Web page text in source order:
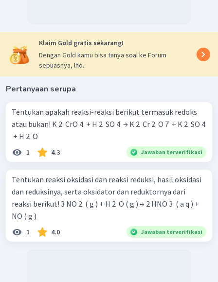
Klaim Gold gratis sekarang!
Dengan Gold kamu bisa tanya soal ke Forum
sepuasnya, lho.
Pertanyaan serupa
Tentukan apakah reaksi-reaksi berikut termasuk redoks
atau bukan! K 2 ​ CrO 4 ​ + H 2 ​ SO 4 ​ → K 2 ​ Cr 2 ​ O 7 ​ + K 2 ​ SO 4
​ + H 2 ​ O
1 4.3 Jawaban terverifikasi
Tentukan reaksi oksidasi dan reaksi reduksi, hasil oksidasi
dan reduksinya, serta oksidator dan reduktornya dari
reaksi berikut! 3 NO 2 ​ ( g ) + H 2 ​ O ( g ) → 2 HNO 3 ​ ( a q ) +
NO ( g )
1 4.0 Jawaban terverifikasi